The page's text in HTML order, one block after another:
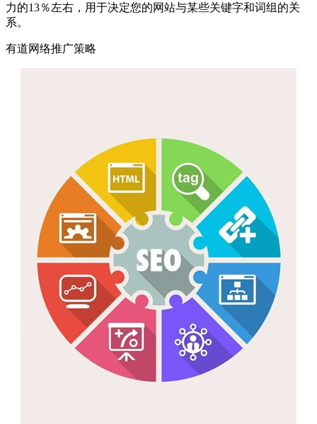
力的13％左右，用于决定您的网站与某些关键字和词组的关
系。
有道网络推广策略